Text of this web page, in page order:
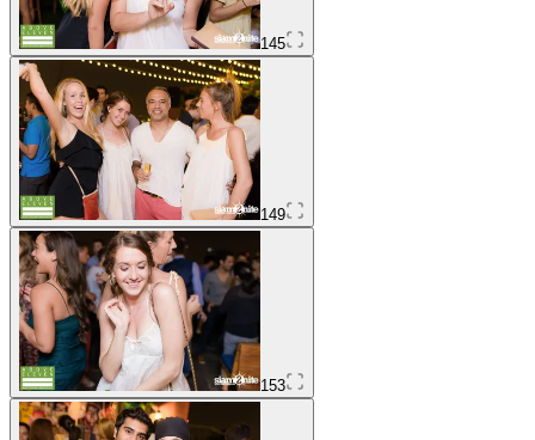
145
149
153